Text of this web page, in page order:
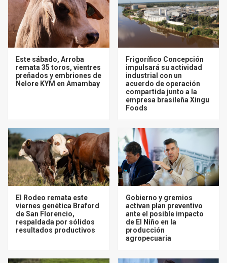
Este sábado, Arroba
remata 35 toros, vientres
preñados y embriones de
Nelore KYM en Amambay
Frigorífico Concepción
impulsará su actividad
industrial con un
acuerdo de operación
compartida junto a la
empresa brasileña Xingu
Foods
El Rodeo remata este
viernes genética Braford
de San Florencio,
respaldada por sólidos
resultados productivos
Gobierno y gremios
activan plan preventivo
ante el posible impacto
de El Niño en la
producción
agropecuaria